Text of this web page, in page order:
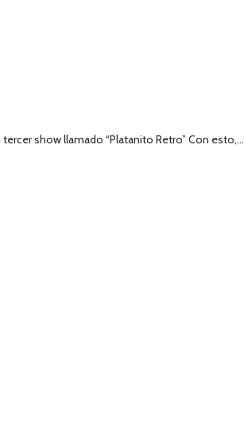
show llamado “Platanito Retro” Con esto,...